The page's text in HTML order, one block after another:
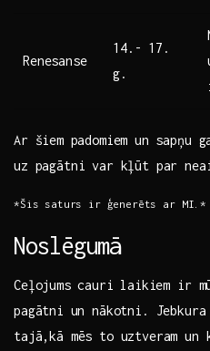
Renesanse
14.- 17.
⁢g.
Ar šiem⁤ padomiem un ⁢sapņu
uz pagātni var kļūt par
*Šis saturs ir ģenerēts ar MI.*
Noslēgumā
Ceļojums⁤ cauri⁢ laikiem‌ ir
pagātni ⁢un​ nākotni.
‌tajā,kā mēs to ​uztveram un